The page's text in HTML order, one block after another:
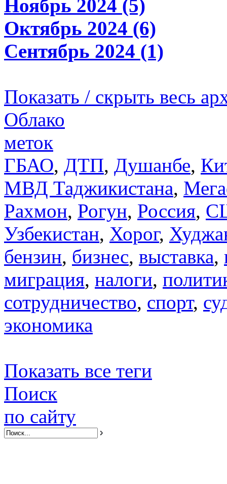
Ноябрь 2024 (5)
Октябрь 2024 (6)
Сентябрь 2024 (1)
Показать / скрыть весь
Облако
меток
ГБАО, ДТП, Душанбе,
МВД Таджикистана,
Рахмон, Рогун, Россия,
Узбекистан, Хорог,
бензин, бизнес, выставка,
миграция, налоги,
сотрудничество, спорт,
экономика
Показать все теги
Поиск
по сайту